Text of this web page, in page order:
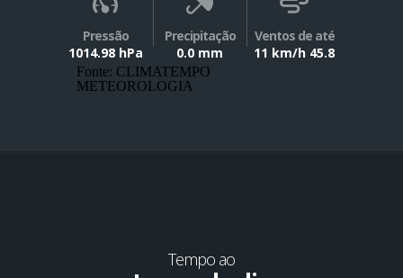
Pressão
1014.98 hPa
Precipitação
0.0 mm
Ventos de até
11 km/h 45.8
Fonte: CLIMATEMPO
METEOROLOGIA
Tempo ao